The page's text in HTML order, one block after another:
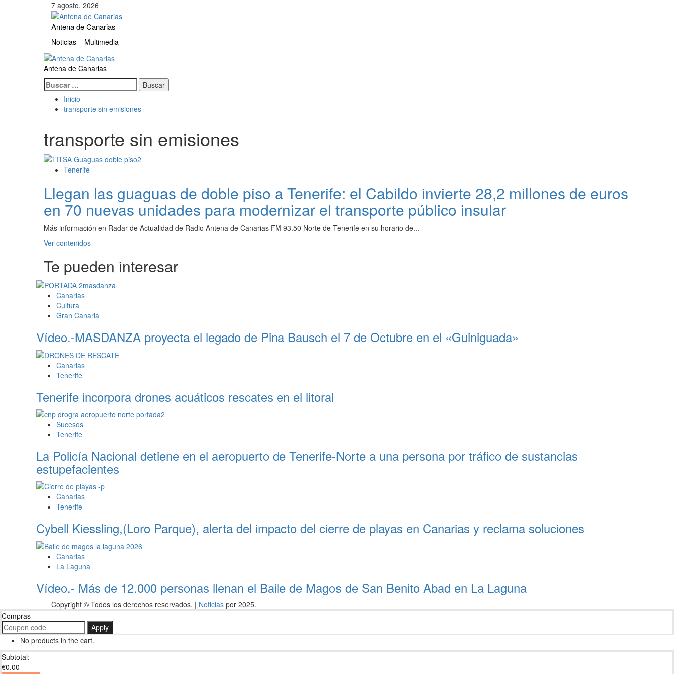
7 agosto, 2026
Antena de Canarias
Noticias – Multimedia
Menú
primario
Antena de Canarias
Buscar:
Inicio
transporte sin emisiones
transporte sin emisiones
Tenerife
Llegan las guaguas de doble piso a Tenerife: el Cabildo invierte 28,2 millones de euros
en 70 nuevas unidades para modernizar el transporte público insular
Más información en Radar de Actualidad de Radio Antena de Canarias FM 93.50 Norte de Tenerife en su horario de...
Ver contenidosLeer
sobre
Llegan
las
doble
a
Tenerife:
el
millones
de
euros
unidades
para
modernizar
transporte
Te pueden interesar
Canarias
Cultura
Gran Canaria
Vídeo.-MASDANZA proyecta el legado de Pina Bausch el 7 de Octubre en el «Guiniguada»
Canarias
Tenerife
Tenerife incorpora drones acuáticos rescates en el litoral
Sucesos
Tenerife
La Policía Nacional detiene en el aeropuerto de Tenerife-Norte a una persona por tráfico de sustancias
estupefacientes
Canarias
Tenerife
Cybell Kiessling,(Loro Parque), alerta del impacto del cierre de playas en Canarias y reclama soluciones
Canarias
La Laguna
Vídeo.- Más de 12.000 personas llenan el Baile de Magos de San Benito Abad en La Laguna
Copyright © Todos los derechos reservados. | Noticias por 2025.
Compras
Apply
No products in the cart.
Subtotal:
€0.00